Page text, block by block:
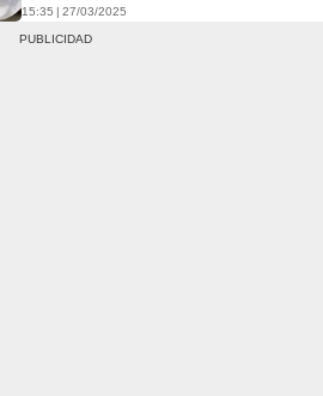
15:35 | 27/03/2025